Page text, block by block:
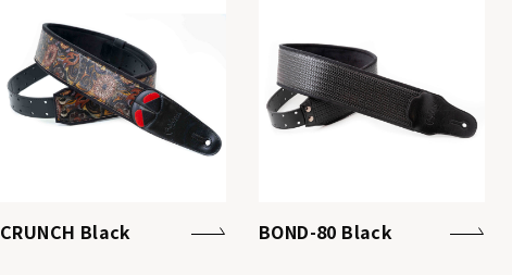
CRUNCH Black BOND-80 Black